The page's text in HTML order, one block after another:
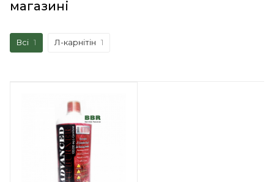
магазині
Всі 1 Л-карнітін 1